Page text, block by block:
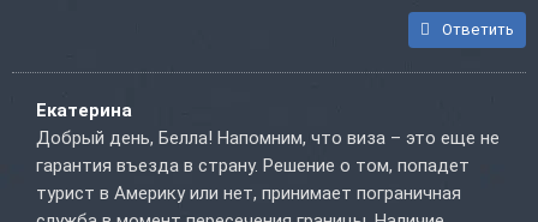
Ответить
Екатерина
Добрый день, Белла! Напомним, что виза – это еще не
гарантия въезда в страну. Решение о том, попадет
турист в Америку или нет, принимает пограничная